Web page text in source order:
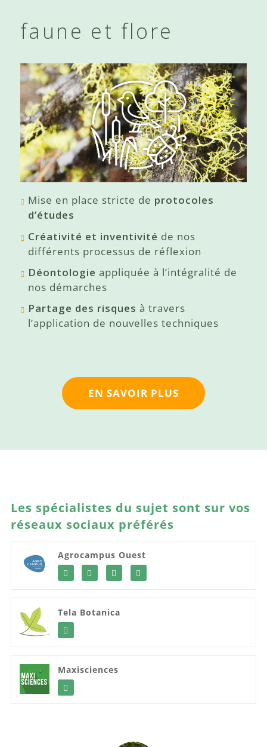
faune et flore
Mise en place stricte de protocoles
d’études
Créativité et inventivité de nos
différents processus de réflexion
Déontologie appliquée à l’intégralité de
nos démarches
Partage des risques à travers
l’application de nouvelles techniques
EN SAVOIR PLUS
Les spécialistes du sujet sont sur vos
réseaux sociaux préférés
Agrocampus Ouest
Tela Botanica
Maxisciences